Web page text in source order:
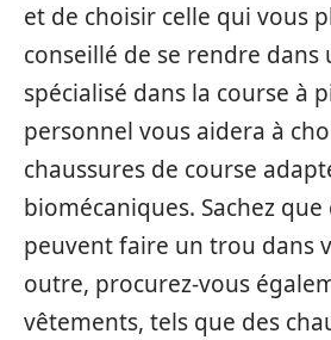
et de choisir celle qui vous
conseillé de se rendre dans
spécialisé dans la course à
personnel vous aidera à
chaussures de course
biomécaniques. Sachez que
peuvent faire un trou dans
outre, procurez-vous
vêtements, tels que des